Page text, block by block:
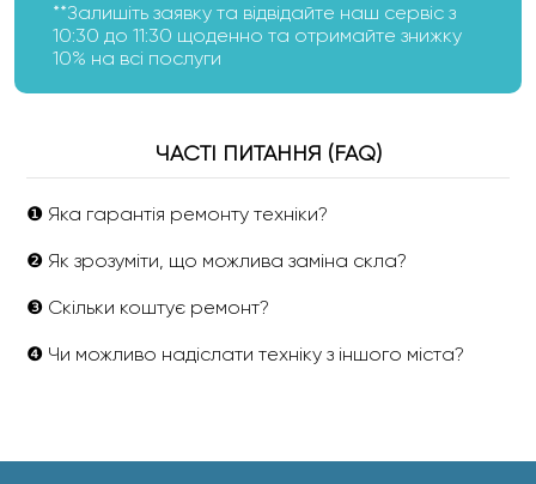
**Залишіть заявку та відвідайте наш сервіс з
10:30 до 11:30 щоденно та отримайте знижку
10% на всі послуги
ЧАСТІ ПИТАННЯ (FAQ)
❶ Яка гарантія ремонту техніки?
❷ Як зрозуміти, що можлива заміна скла?
❸ Скільки коштує ремонт?
❹ Чи можливо надіслати техніку з іншого міста?